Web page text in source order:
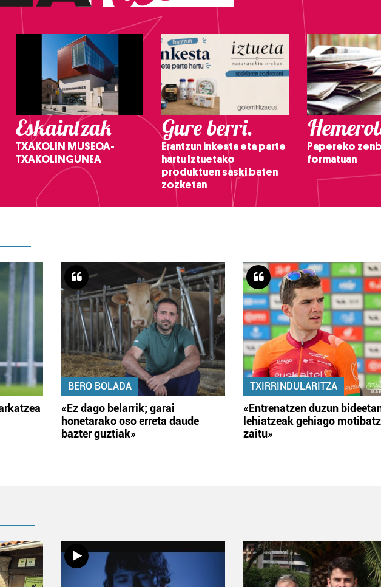
Eskaintzak
TXAKOLIN MUSEOA-
TXAKOLINGUNEA
Gure berri.
Erantzun inkesta eta parte
hartu Iztuetako
produktuen saski baten
zozketan
Papereko
formatuan
BERO BOLADA
«Ez dago belarrik; garai
honetarako oso erreta daude
bazter guztiak»
TXIRRINDULARITZA
«Entrenatzen duzun
lehiatzeak gehiago
zaitu»